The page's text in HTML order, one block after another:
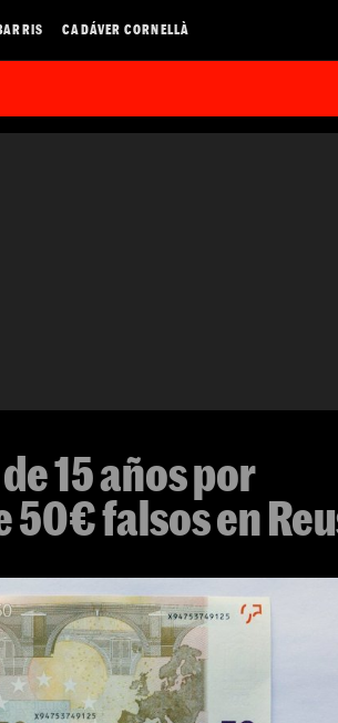
CADÁVER CORNELLÀ
15 años por
falsos en